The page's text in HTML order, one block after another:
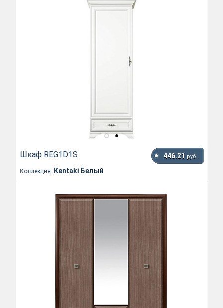
Шкаф REG1D1S 446.21 руб.
Коллекция: Kentaki Белый